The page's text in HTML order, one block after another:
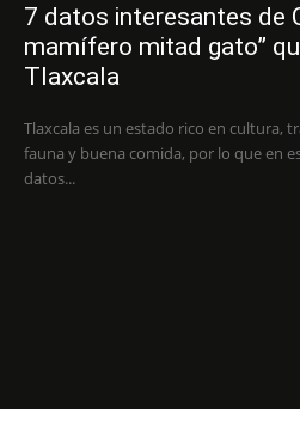
7 datos interesantes de
mamífero mitad gato”
Tlaxcala
Tlaxcala es un estado rico en cultura,
fauna y buena comida, por lo que en
datos...